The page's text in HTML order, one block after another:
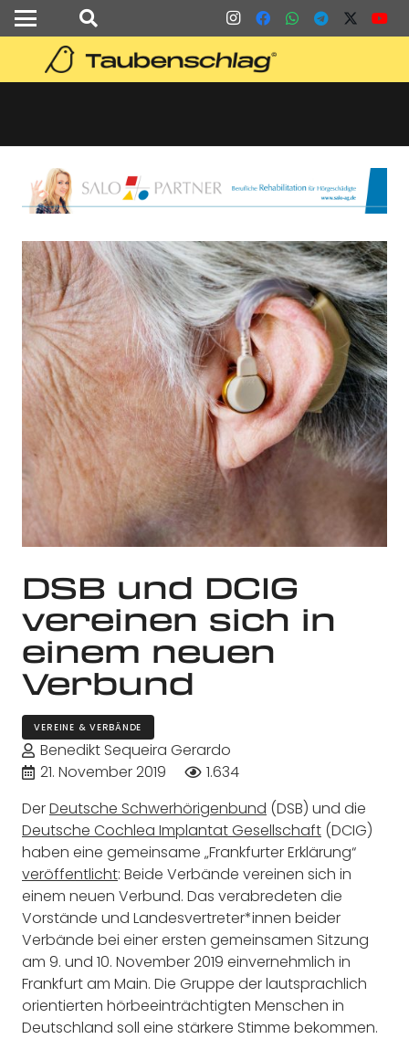
DSB und DCIG
vereinen sich in
einem neuen
Verbund
VEREINE & VERBÄNDE
Benedikt Sequeira Gerardo
21. November 2019
1.634
DerDeutsche Schwerhörigenbund (DSB) und die
Deutsche Cochlea Implantat Gesellschaft (DCIG)
haben eine gemeinsame „Frankfurter Erklärung“
veröffentlicht: Beide Verbände vereinen sich in
einem neuen Verbund. Das verabredeten die
Vorstände und Landesvertreter*innen beider
Verbände bei einer ersten gemeinsamen Sitzung
am 9. und 10. November 2019 einvernehmlich in
Frankfurt am Main. Die Gruppe der lautsprachlich
orientierten hörbeeinträchtigten Menschen in
Deutschland soll eine stärkere Stimme bekommen.